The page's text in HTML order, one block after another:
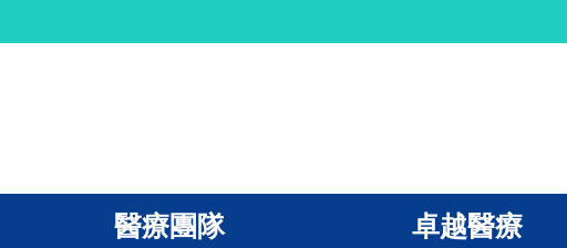
醫療團隊 卓越醫療